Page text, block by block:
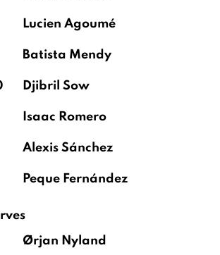
Lucien Agoumé
Batista Mendy
Djibril Sow
Isaac Romero
Alexis Sánchez
Peque Fernández
Ørjan Nyland